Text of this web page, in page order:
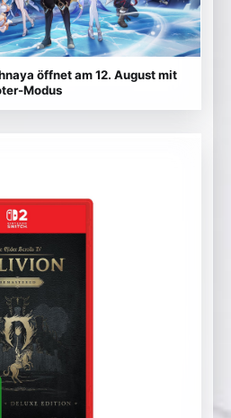
öffnet am 12. August mit
Modus